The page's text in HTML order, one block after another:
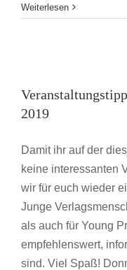
5
Tipps
Leipzig
Weiterlesen
2019
Damit ihr auf der
keine interessanten
wir für euch wieder
Junge
als auch für Young
empfehlenswert,
sind. Viel Spaß!